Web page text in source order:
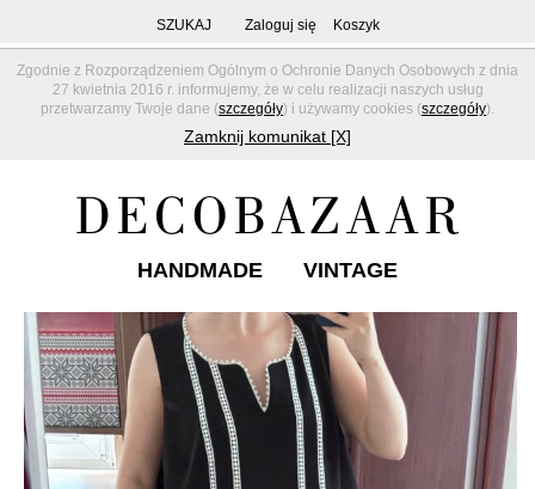
Zgodnie z Rozporządzeniem Ogólnym o Ochronie Danych Osobowych z dnia
27 kwietnia 2016 r. informujemy, że w celu realizacji naszych usług
przetwarzamy Twoje dane (szczegóły) i używamy cookies (szczegóły).
Zamknij komunikat [X]
SZUKAJ Zaloguj się Koszyk
HANDMADE VINTAGE